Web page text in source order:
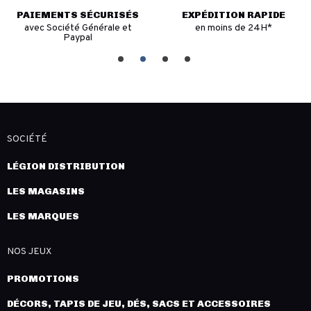
PAIEMENTS SÉCURISÉS
avec Société Générale et
Paypal
EXPÉDITION RAPIDE
en moins de 24H*
SOCIÉTÉ
LÉGION DISTRIBUTION
LES MAGASINS
LES MARQUES
NOS JEUX
PROMOTIONS
DÉCORS, TAPIS DE JEU, DÉS, SACS ET ACCESSOIRES